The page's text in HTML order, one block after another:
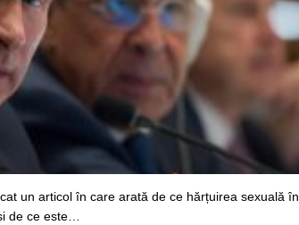
un articol în care arată de ce hărțuirea sexuală în
de ce este…